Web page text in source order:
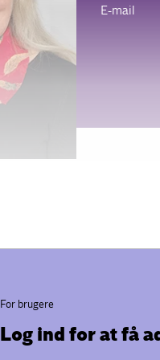
E-mail
For brugere
Log ind for at få